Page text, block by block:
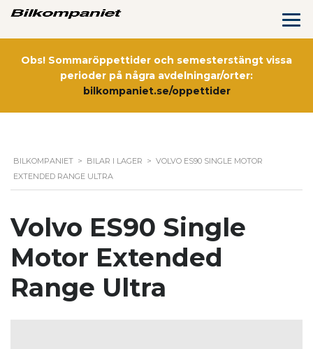
Obs! Sommaröppettider och semesterstängt vissa
perioder på några avdelningar/orter:
bilkompaniet.se/oppettider
BILKOMPANIET > BILAR I LAGER > VOLVO ES90 SINGLE MOTOR
EXTENDED RANGE ULTRA
Volvo ES90 Single
Motor Extended
Range Ultra